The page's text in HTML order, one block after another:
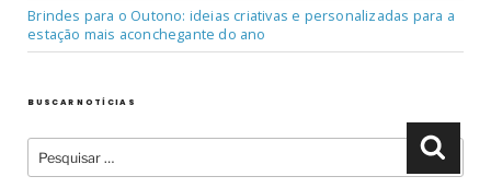
Brindes para o Outono: ideias criativas e personalizadas para a
estação mais aconchegante do ano
BUSCAR NOTÍCIAS